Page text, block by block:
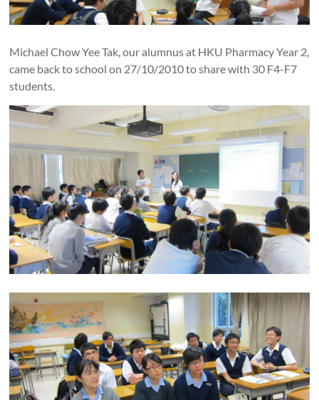
Michael Chow Yee Tak, our alumnus at HKU Pharmacy Year 2,
came back to school on 27/10/2010 to share with 30 F4-F7
students.